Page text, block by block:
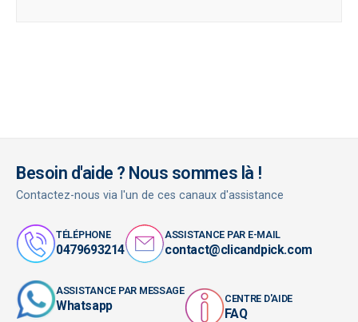
Besoin d'aide ? Nous sommes là !
Contactez-nous via l'un de ces canaux d'assistance
TÉLÉPHONE
0479693214
ASSISTANCE PAR E-MAIL
contact@clicandpick.com
ASSISTANCE PAR MESSAGE
Whatsapp CENTRE D'AIDE
FAQ